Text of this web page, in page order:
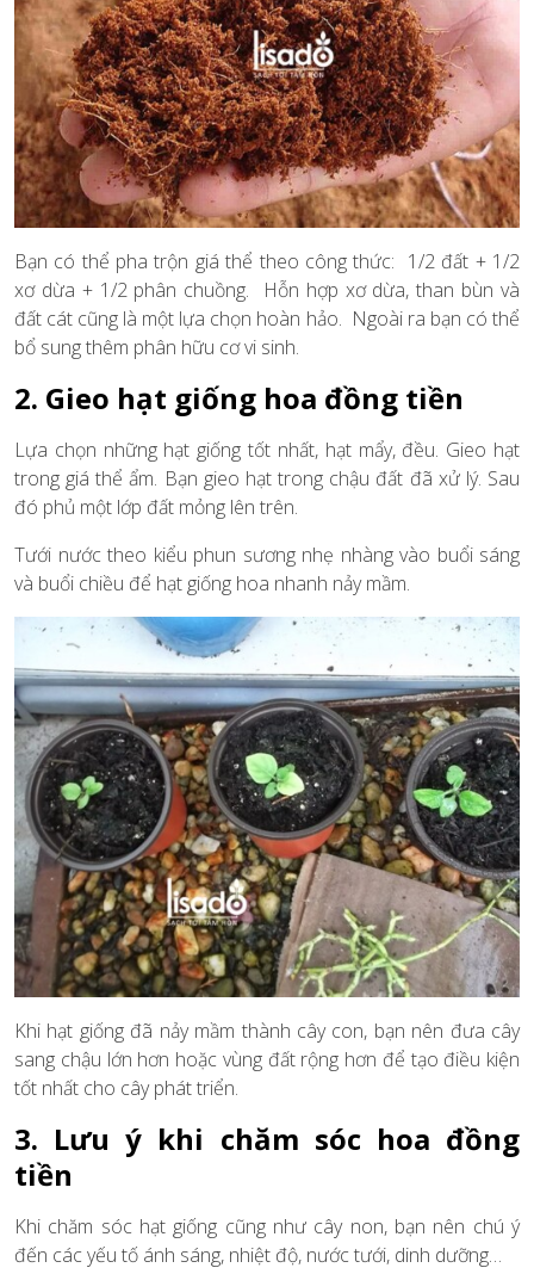
Bạn có thể pha trộn giá thể theo công thức: 1/2 đất + 1/2
xơ dừa + 1/2 phân chuồng. Hỗn hợp xơ dừa, than bùn và
đất cát cũng là một lựa chọn hoàn hảo. Ngoài ra bạn có thể
bổ sung thêm phân hữu cơ vi sinh.
2. Gieo hạt giống hoa đồng tiền
Lựa chọn những hạt giống tốt nhất, hạt mẩy, đều. Gieo hạt
trong giá thể ẩm. Bạn gieo hạt trong chậu đất đã xử lý. Sau
đó phủ một lớp đất mỏng lên trên.
Tưới nước theo kiểu phun sương nhẹ nhàng vào buổi sáng
và buổi chiều để hạt giống hoa nhanh nảy mầm.
Khi hạt giống đã nảy mầm thành cây con, bạn nên đưa cây
sang chậu lớn hơn hoặc vùng đất rộng hơn để tạo điều kiện
tốt nhất cho cây phát triển.
3. Lưu ý khi chăm sóc hoa đồng
tiền
Khi chăm sóc hạt giống cũng như cây non, bạn nên chú ý
đến các yếu tố ánh sáng, nhiệt độ, nước tưới, dinh dưỡng…